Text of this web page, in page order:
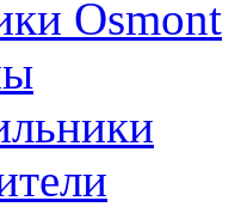
Osmont